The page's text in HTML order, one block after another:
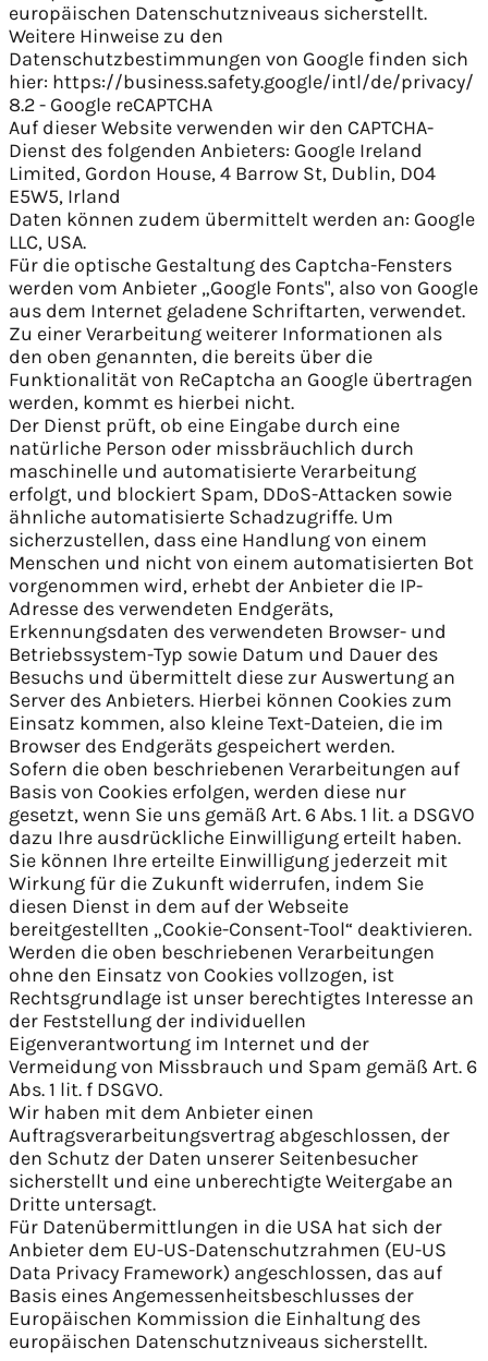
europäischen Datenschutzniveaus sicherstellt.
Weitere Hinweise zu den
Datenschutzbestimmungen von Google finden sich
hier: https://business.safety.google/intl/de/privacy/
8.2 - Google reCAPTCHA
Auf dieser Website verwenden wir den CAPTCHA-
Dienst des folgenden Anbieters: Google Ireland
Limited, Gordon House, 4 Barrow St, Dublin, D04
E5W5, Irland
Daten können zudem übermittelt werden an: Google
LLC, USA.
Für die optische Gestaltung des Captcha-Fensters
werden vom Anbieter „Google Fonts", also von Google
aus dem Internet geladene Schriftarten, verwendet.
Zu einer Verarbeitung weiterer Informationen als
den oben genannten, die bereits über die
Funktionalität von ReCaptcha an Google übertragen
werden, kommt es hierbei nicht.
Der Dienst prüft, ob eine Eingabe durch eine
natürliche Person oder missbräuchlich durch
maschinelle und automatisierte Verarbeitung
erfolgt, und blockiert Spam, DDoS-Attacken sowie
ähnliche automatisierte Schadzugriffe. Um
sicherzustellen, dass eine Handlung von einem
Menschen und nicht von einem automatisierten Bot
vorgenommen wird, erhebt der Anbieter die IP-
Adresse des verwendeten Endgeräts,
Erkennungsdaten des verwendeten Browser- und
Betriebssystem-Typ sowie Datum und Dauer des
Besuchs und übermittelt diese zur Auswertung an
Server des Anbieters. Hierbei können Cookies zum
Einsatz kommen, also kleine Text-Dateien, die im
Browser des Endgeräts gespeichert werden.
Sofern die oben beschriebenen Verarbeitungen auf
Basis von Cookies erfolgen, werden diese nur
gesetzt, wenn Sie uns gemäß Art. 6 Abs. 1 lit. a DSGVO
dazu Ihre ausdrückliche Einwilligung erteilt haben.
Sie können Ihre erteilte Einwilligung jederzeit mit
Wirkung für die Zukunft widerrufen, indem Sie
diesen Dienst in dem auf der Webseite
bereitgestellten „Cookie-Consent-Tool“ deaktivieren.
Werden die oben beschriebenen Verarbeitungen
ohne den Einsatz von Cookies vollzogen, ist
Rechtsgrundlage ist unser berechtigtes Interesse an
der Feststellung der individuellen
Eigenverantwortung im Internet und der
Vermeidung von Missbrauch und Spam gemäß Art. 6
Abs. 1 lit. f DSGVO.
Wir haben mit dem Anbieter einen
Auftragsverarbeitungsvertrag abgeschlossen, der
den Schutz der Daten unserer Seitenbesucher
sicherstellt und eine unberechtigte Weitergabe an
Dritte untersagt.
Für Datenübermittlungen in die USA hat sich der
Anbieter dem EU-US-Datenschutzrahmen (EU-US
Data Privacy Framework) angeschlossen, das auf
Basis eines Angemessenheitsbeschlusses der
Europäischen Kommission die Einhaltung des
europäischen Datenschutzniveaus sicherstellt.